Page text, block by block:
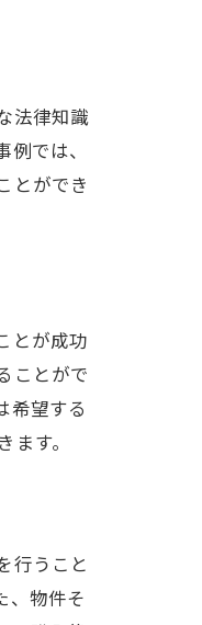
法律知識
では、
とができ
とが成功
ことがで
希望する
す。
行うこと
、物件そ